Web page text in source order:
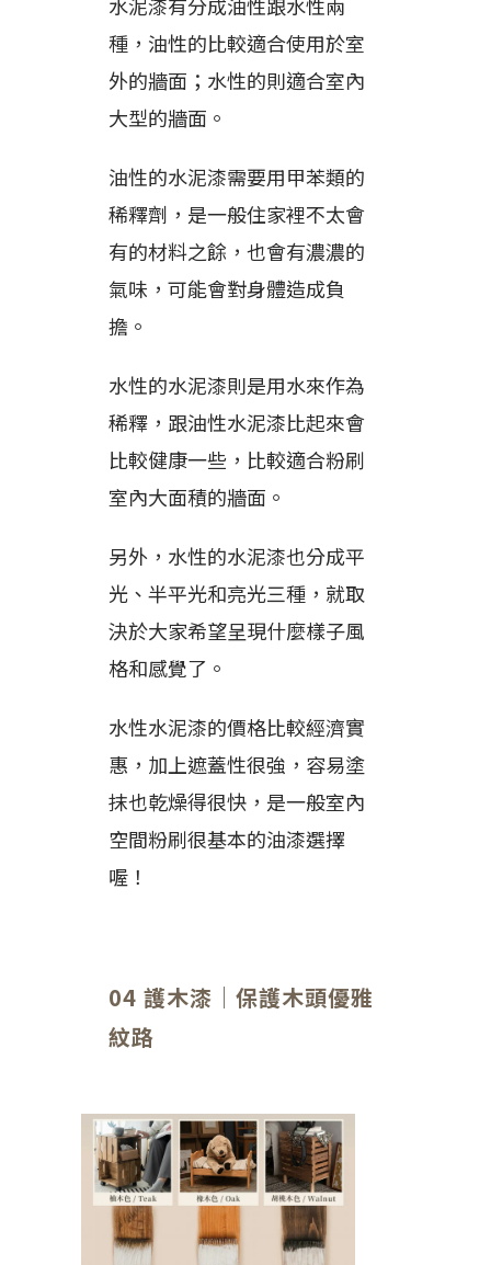
水泥漆有分成油性跟水性兩
種，油性的比較適合使用於室
外的牆面；水性的則適合室內
大型的牆面。
油性的水泥漆需要用甲苯類的
稀釋劑，是一般住家裡不太會
有的材料之餘，也會有濃濃的
氣味，可能會對身體造成負
擔。
水性的水泥漆則是用水來作為
稀釋，跟油性水泥漆比起來會
比較健康一些，比較適合粉刷
室內大面積的牆面。
另外，水性的水泥漆也分成平
光、半平光和亮光三種，就取
決於大家希望呈現什麼樣子風
格和感覺了。
水性水泥漆的價格比較經濟實
惠，加上遮蓋性很強，容易塗
抹也乾燥得很快，是一般室內
空間粉刷很基本的油漆選擇
喔！
04 護木漆｜保護木頭優雅
紋路